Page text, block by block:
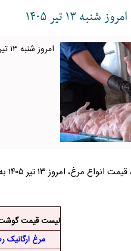
۱۳ تیر ۱۴۰۵
امروز شنبه ۱۳ تیر ۱۴۰۵، فیله مرغ ممتاز تازه ۱ کیلوگرم با نرخ ۱ میلیون و ۲۵۰ هزار تومان عرضه شد.
۱۳ تیر ۱۴۰۵ به شرح زیر است:/انتخاب
لیست قیمت
مرغ ارگانیک